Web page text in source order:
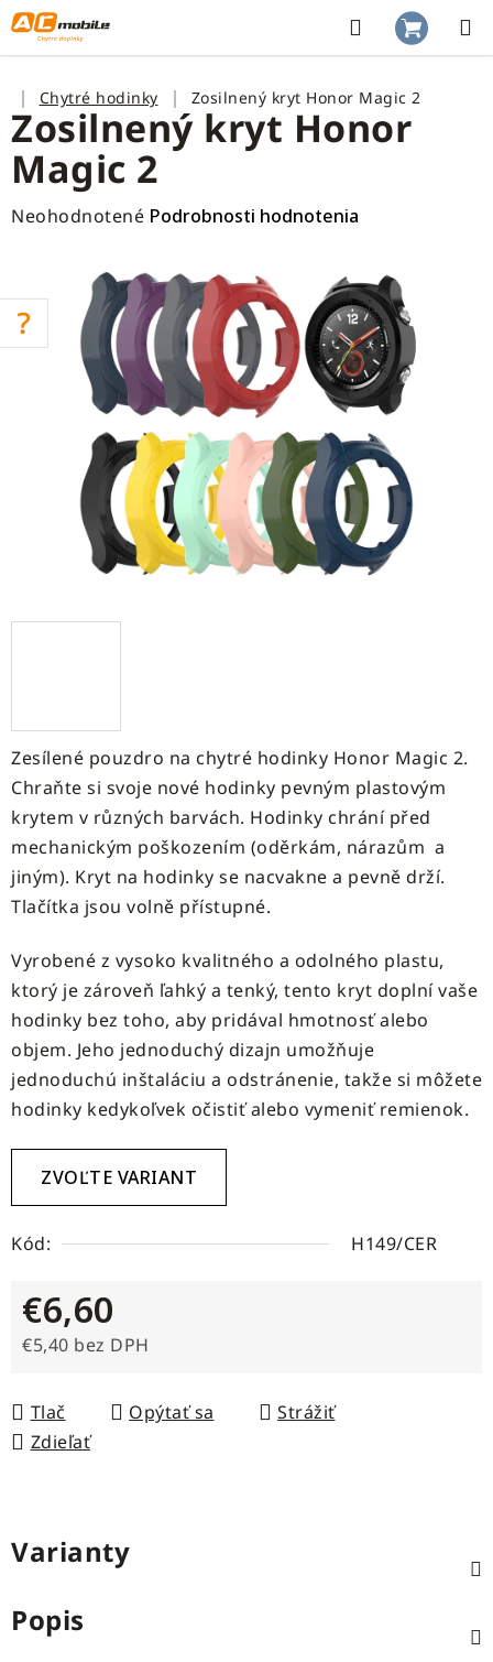
Prejsť
na
obsah
Hľadať
KOŠÍK
DomovChytré hodinky Zosilnený kryt Honor Magic 2
Zesílené pouzdro na chytré hodinky Honor Magic 2.
Chraňte si svoje nové hodinky pevným plastovým
krytem v různých barvách. Hodinky chrání před
mechanickým poškozením (oděrkám, nárazům a
jiným). Kryt na hodinky se nacvakne a pevně drží.
Tlačítka jsou volně přístupné.
Vyrobené z vysoko kvalitného a odolného plastu,
ktorý je zároveň ľahký a tenký, tento kryt doplní vaše
hodinky bez toho, aby pridával hmotnosť alebo
objem. Jeho jednoduchý dizajn umožňuje
jednoduchú inštaláciu a odstránenie, takže si môžete
hodinky kedykoľvek očistiť alebo vymeniť remienok.
ZVOĽTE VARIANT
Kód: H149/CER
€6,60
€5,40 bez DPH
Tlač
Opýtať sa
Strážiť
Zdieľať
Zosilnený kryt Honor
Magic 2
Priemerné
je
0,0
Neohodnotené Podrobnosti hodnotenia
Varianty
Popis